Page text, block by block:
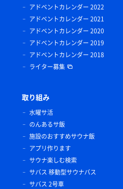
アドベントカレンダー 2022
アドベントカレンダー 2021
アドベントカレンダー 2020
アドベントカレンダー 2019
アドベントカレンダー 2018
ライター募集
取り組み
水曜サ活
のんあるサ飯
施設のおすすめサウナ飯
アプリ作ります
サウナ楽しむ検索
サバス 移動型サウナバス
サバス 2号車